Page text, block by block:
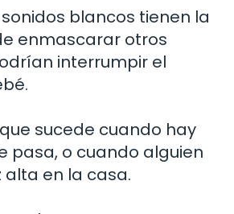
blancos tienen la
enmascarar otros
interrumpir el
sucede cuando hay
pasa, o cuando alguien
alta en la casa.